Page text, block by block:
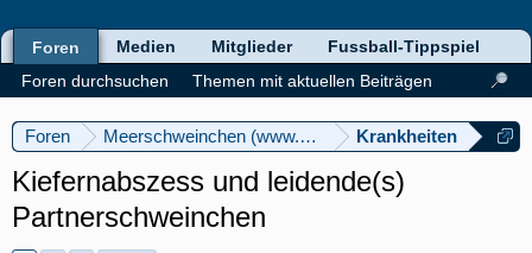
Foren Meerschweinchen (www.meerschweinforum.ch)
Krankheiten
Kiefernabszess und leidende(s)
Partnerschweinchen
Foren
Foren durchsuchen
Themen mit aktuellen Beiträgen
Medien Mitglieder Fussball-Tippspiel